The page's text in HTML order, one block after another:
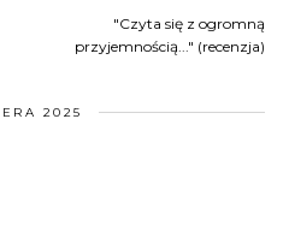
"Czyta się z ogromną
przyjemnością..." (recenzja)
2025